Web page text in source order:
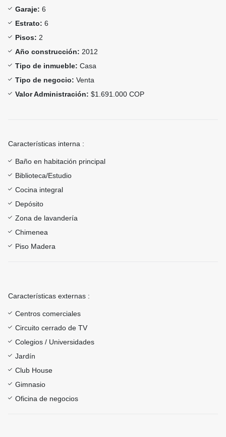
Garaje: 6
Estrato: 6
Pisos: 2
Año construcción: 2012
Tipo de inmueble: Casa
Tipo de negocio: Venta
Valor Administración: $1.691.000 COP
Características interna :
Baño en habitación principal
Biblioteca/Estudio
Cocina integral
Depósito
Zona de lavandería
Chimenea
Piso Madera
Características externas :
Centros comerciales
Circuito cerrado de TV
Colegios / Universidades
Jardín
Club House
Gimnasio
Oficina de negocios